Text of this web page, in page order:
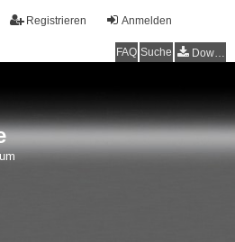
Anmelden
Registrieren
FAQ Suche Downloads